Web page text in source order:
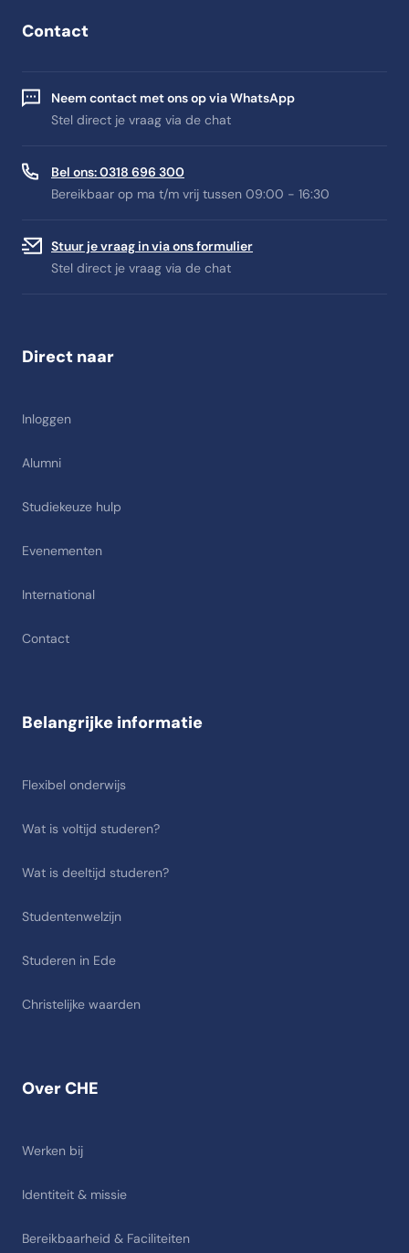
Contact
Neem contact met ons op via WhatsApp
Stel direct je vraag via de chat
Bel ons: 0318 696 300
Bereikbaar op ma t/m vrij tussen 09:00 - 16:30
Stuur je vraag in via ons formulier
Stel direct je vraag via de chat
Direct naar
Inloggen
Alumni
Studiekeuze hulp
Evenementen
International
Contact
Over CHE
Werken bij
Identiteit & missie
Bereikbaarheid & Faciliteiten
Belangrijke informatie
Flexibel onderwijs
Wat is voltijd studeren?
Wat is deeltijd studeren?
Studentenwelzijn
Studeren in Ede
Christelijke waarden